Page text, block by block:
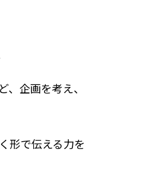
企画を考え、
形で伝える力を